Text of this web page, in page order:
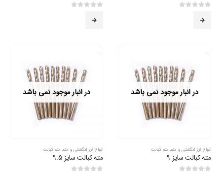
در انبار موجود نمی باشد
انواع فرز انگشتی و مته, مته کبالت
مته کبالت سایز 9
در انبار موجود نمی باشد
انواع فرز انگشتی و مته, مته کبالت
مته کبالت سایز 9.5